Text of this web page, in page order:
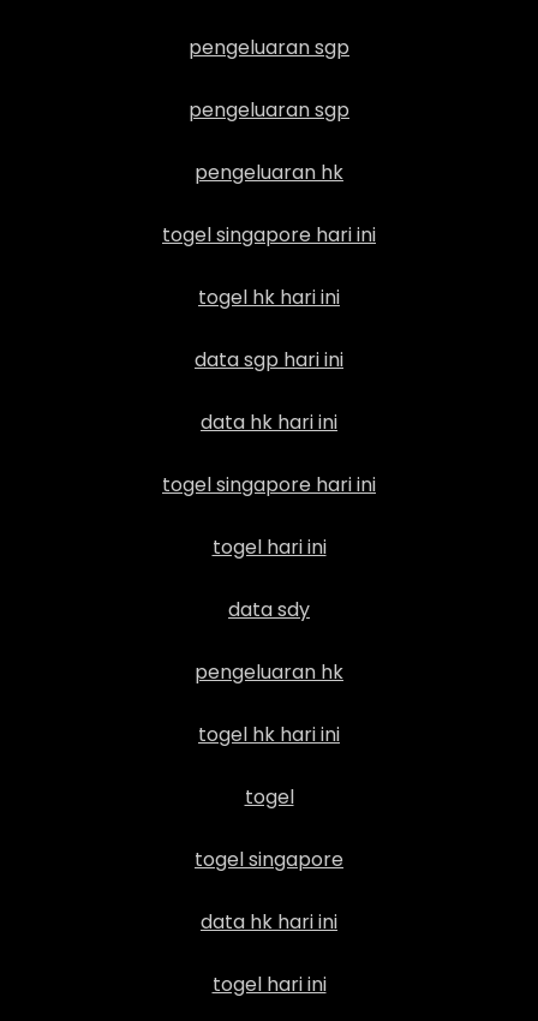
pengeluaran sgp
pengeluaran sgp
pengeluaran hk
togel singapore hari ini
togel hk hari ini
data sgp hari ini
data hk hari ini
togel singapore hari ini
togel hari ini
data sdy
pengeluaran hk
togel hk hari ini
togel
togel singapore
data hk hari ini
togel hari ini